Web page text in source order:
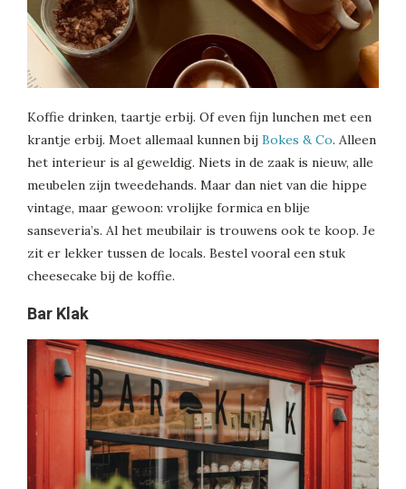
Koffie drinken, taartje erbij. Of even fijn lunchen met een
krantje erbij. Moet allemaal kunnen bij Bokes & Co. Alleen
het interieur is al geweldig. Niets in de zaak is nieuw, alle
meubelen zijn tweedehands. Maar dan niet van die hippe
vintage, maar gewoon: vrolijke formica en blije
sanseveria’s. Al het meubilair is trouwens ook te koop. Je
zit er lekker tussen de locals. Bestel vooral een stuk
cheesecake bij de koffie.
Bar Klak